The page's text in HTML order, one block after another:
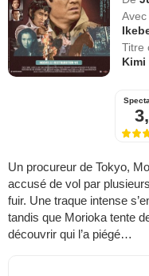
Avec
Titre
Kimi
Un procureur de Tokyo,
accusé de vol par
fuir. Une traque intense
tandis que Morioka tente
découvrir qui l’a piégé…